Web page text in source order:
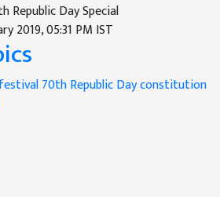
Republic Day Special
2019, 05:31 PM IST
70th Republic Dayconstitution